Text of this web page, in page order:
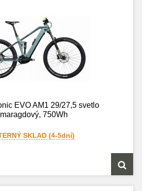
EVO AM1 29/27,5 svetlo
750Wh
SKLAD (4-5dní)